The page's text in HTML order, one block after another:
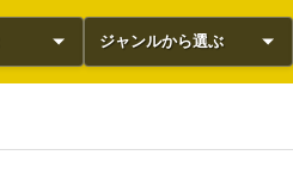
ジャンルから選ぶ